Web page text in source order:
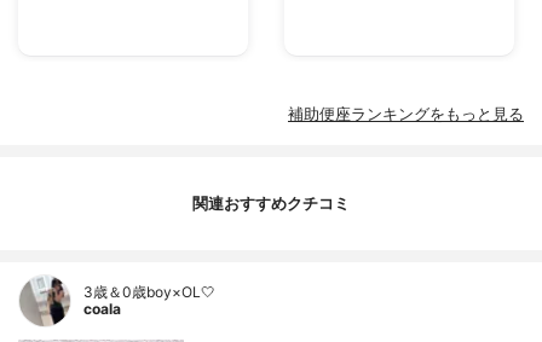
補助便座ランキングをもっと見る
関連おすすめクチコミ
3歳＆0歳boy×OL🤍
coala